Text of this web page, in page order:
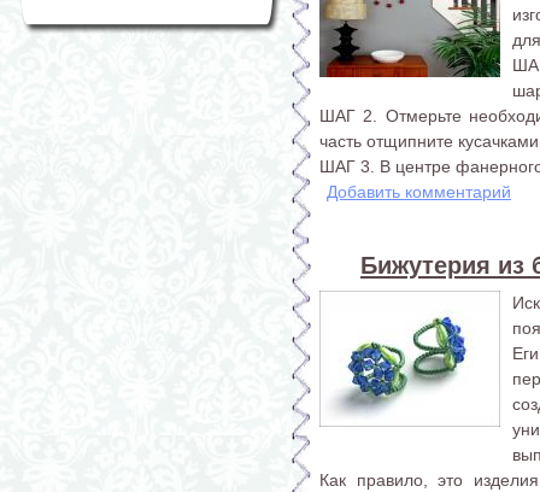
ШАГ 2. Отмерьте
часть отщипните
ШАГ 3. В центре
Добавить комментарий
Бижутерия из
Как правило, это